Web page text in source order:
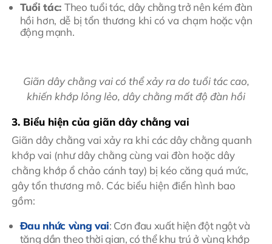
Tuổi tác: Theo tuổi tác, dây chằng trở nên kém đàn
hồi hơn, dễ bị tổn thương khi có va chạm hoặc vận
động mạnh.
Giãn dây chằng vai có thể xảy ra do tuổi tác cao,
khiến khớp lỏng lẻo, dây chằng mất độ đàn hồi
3. Biểu hiện của giãn dây chằng vai
Giãn dây chằng vai xảy ra khi các dây chằng quanh
khớp vai (như dây chằng cùng vai đòn hoặc dây
chằng khớp ổ chảo cánh tay) bị kéo căng quá mức,
gây tổn thương mô. Các biểu hiện điển hình bao
gồm:
Đau nhức vùng vai: Cơn đau xuất hiện đột ngột và
tăng dần theo thời gian, có thể khu trú ở vùng khớp